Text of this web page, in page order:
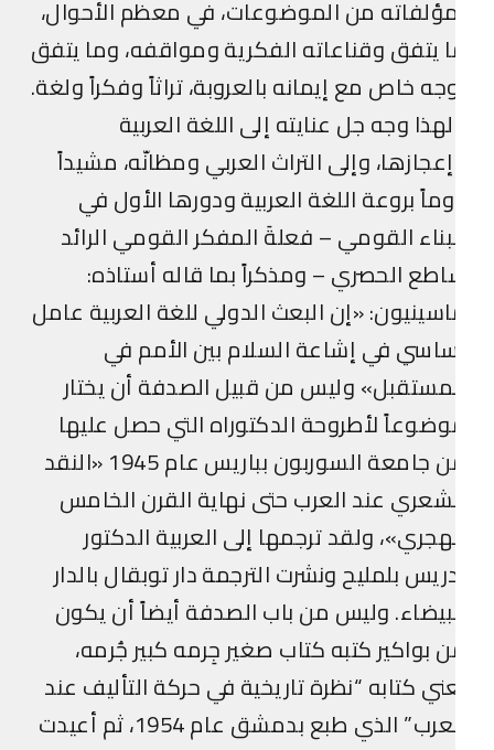
من الموضوعات، في معظم الأحوال،
يتفق وقناعاته الفكرية ومواقفه، وما يتفق
خاص مع إيمانه بالعروبة، تراثاً وفكراً ولغة.
وجه جل عنايته إلى اللغة العربية
وإلى التراث العربي ومظانّه، مشيداً
بروعة اللغة العربية ودورها الأول في
القومي – فعلةَ المفكر القومي الرائد
الحصري – ومذكراً بما قاله أستاذه:
«إن البعث الدولي للغة العربية عامل
في إشاعة السلام بين الأمم في
وليس من قبيل الصدفة أن يختار
لأطروحة الدكتوراه التي حصل عليها
من جامعة السوربون بباريس عام 1945 «النقد
عند العرب حتى نهاية القرن الخامس
ولقد ترجمها إلى العربية الدكتور
بلمليح ونشرت الترجمة دار توبقال بالدار
وليس من باب الصدفة أيضاً أن يكون
بواكير كتبه كتاب صغير جِرمه كبير جُرمه،
كتابه “نظرة تاريخية في حركة التأليف عند
العرب” الذي طبع بدمشق عام 1954، ثم أعيدت